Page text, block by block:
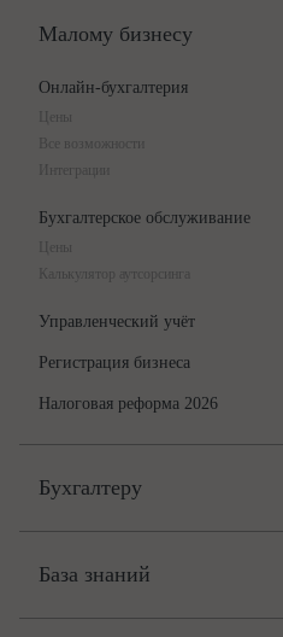
Малому бизнесу
Онлайн-бухгалтерия
Цены
Все возможности
Интеграции
Бухгалтерское обслуживание
Цены
Калькулятор аутсорсинга
Управленческий учёт
Регистрация бизнеса
Налоговая реформа 2026
Бухгалтеру
Цены
Бюро
База знаний